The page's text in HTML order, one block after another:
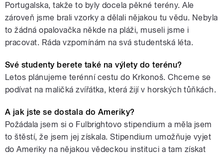
Portugalska, takže to byly docela pěkné terény. Ale
zároveň jsme brali vzorky a dělali nějakou tu vědu. Nebyla
to žádná opalovačka někde na pláži, museli jsme i
pracovat. Ráda vzpomínám na svá studentská léta.
Své studenty berete také na výlety do terénu?
Letos plánujeme terénní cestu do Krkonoš. Chceme se
podívat na maličká zvířátka, která žijí v horských tůňkách.
A jak jste se dostala do Ameriky?
Požádala jsem si o Fulbrightovo stipendium a měla jsem
to štěstí, že jsem jej získala. Stipendium umožňuje vyjet
do Ameriky na nějakou vědeckou instituci a tam získat